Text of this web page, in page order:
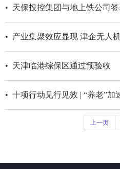
• 天保投控集团与地上铁公司
• 产业集聚效应显现 津企无人
• 天津临港综保区通过预验收
上一页